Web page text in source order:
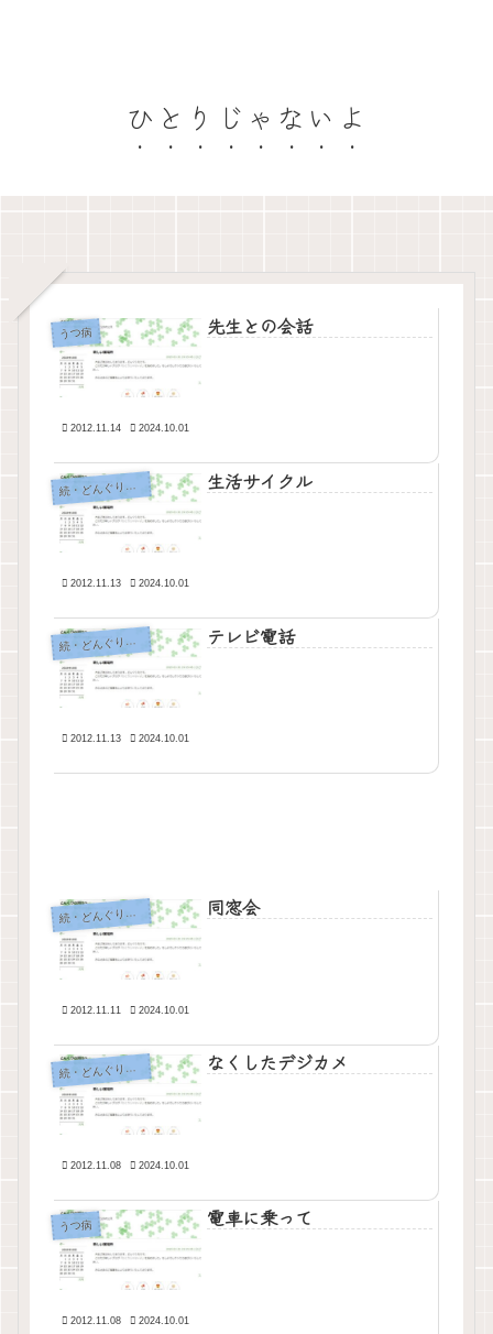
ひとりじゃないよ
うつ病 先生との会話
2012.11.14 2024.10.01
続 ・どんぐりの背比べ 生活サイクル
2012.11.13 2024.10.01
続 ・どんぐりの背比べ テレビ電話
2012.11.13 2024.10.01
続 ・どんぐりの背比べ 同窓会
2012.11.11 2024.10.01
続 ・どんぐりの背比べ なくしたデジカメ
2012.11.08 2024.10.01
うつ病 電車に乗って
2012.11.08 2024.10.01